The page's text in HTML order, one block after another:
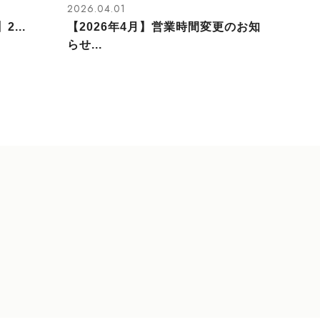
2...
2026.04.01
【2026年4月】営業時間変更のお知
らせ...